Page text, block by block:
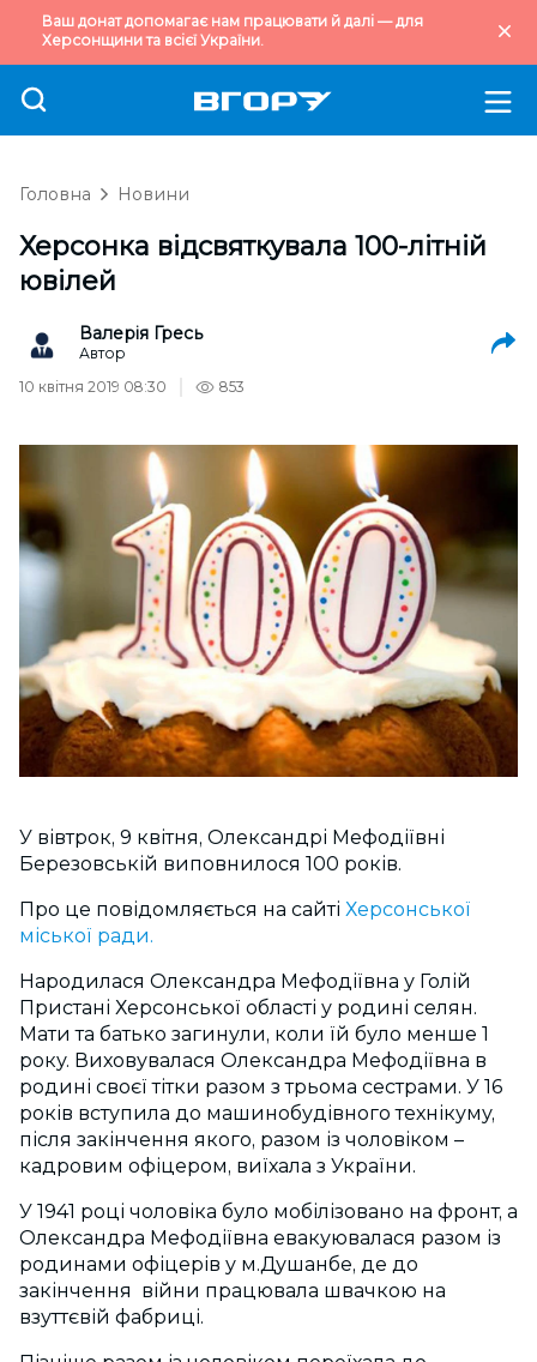
Ваш донат допомагає нам працювати й далі — для
Херсонщини та всієї України.
Головна Новини
Херсонка відсвяткувала 100-літній
ювілей
Валерія Гресь
Автор
10 квітня 2019 08:30
853
У вівтрок, 9 квітня, Олександрі Мефодіївні
Березовській виповнилося 100 років.
Про це повідомляється на сайті Херсонської
міської ради.
Народилася Олександра Мефодіївна у Голій
Пристані Херсонської області у родині селян.
Мати та батько загинули, коли їй було менше 1
року. Виховувалася Олександра Мефодіївна в
родині своєї тітки разом з трьома сестрами. У 16
років вступила до машинобудівного технікуму,
після закінчення якого, разом із чоловіком –
кадровим офіцером, виїхала з України.
У 1941 році чоловіка було мобілізовано на фронт, а
Олександра Мефодіївна евакуювалася разом із
родинами офіцерів у м.Душанбе, де до
закінчення війни працювала швачкою на
взуттєвій фабриці.